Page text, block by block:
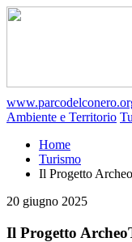
Ambiente e Territorio
Home
Turismo
Il Progetto
20 giugno 2025
Il Progetto